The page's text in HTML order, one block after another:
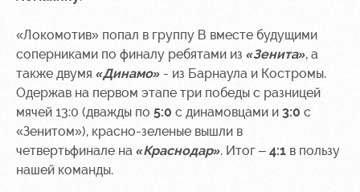
activities
Информация
для
болельщиков
МГН
«Локомотив» попал в группу В вместе будущими
соперниками по финалу ребятами из «Зенита», а
также двумя «Динамо» - из Барнаула и Костромы.
Одержав на первом этапе три победы с разницей
мячей 13:0 (дважды по 5:0 с динамовцами и 3:0 с
«Зенитом»), красно-зеленые вышли в
четвертьфинале на «Краснодар». Итог – 4:1 в пользу
нашей команды.